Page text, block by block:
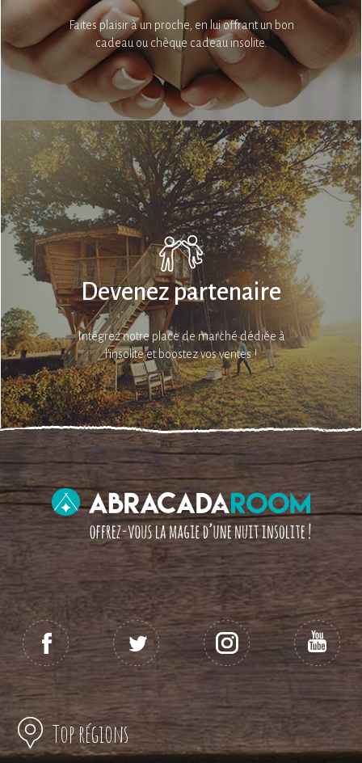
Faites plaisir à un proche, en lui offrant un bon
cadeau ou chèque cadeau insolite.
Devenez partenaire
Intégrez notre place de marché dédiée à
l’insolite et boostez vos ventes !
Top régions